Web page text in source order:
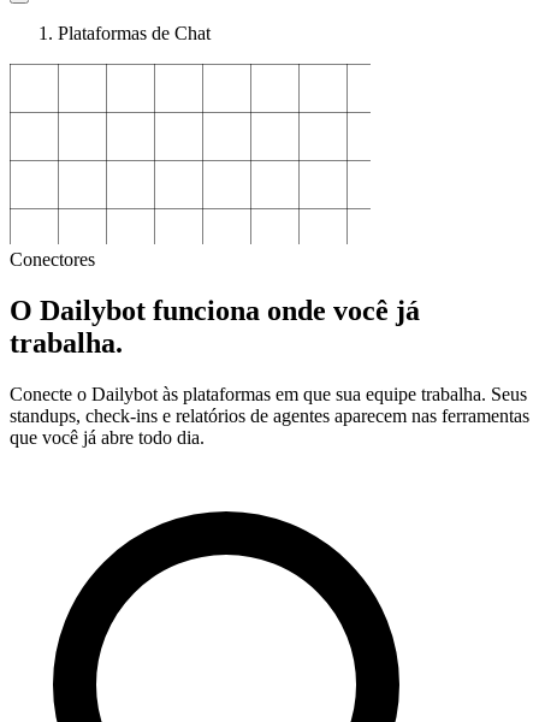
Plataformas de Chat
Conectores
O Dailybot funciona onde você já
trabalha.
Conecte o Dailybot às plataformas em que sua equipe trabalha. Seus
standups, check-ins e relatórios de agentes aparecem nas ferramentas
que você já abre todo dia.